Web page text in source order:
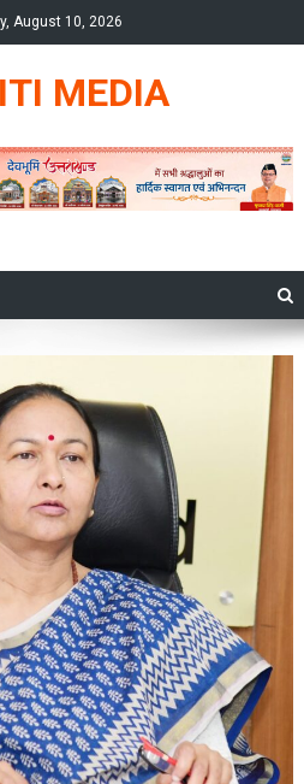
August 10, 2026
MEDIA